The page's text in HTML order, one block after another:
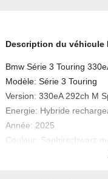
Description du véhicule
Bmw Série 3 Touring
Modèle: Série 3 Touring
Version: 330eA 292ch M
Energie: Hybride
Année: 2025
Couleur: Saphirschwarz